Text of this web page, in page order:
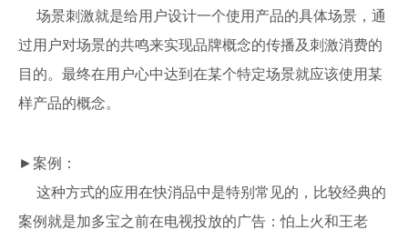
场景刺激就是给用户设计一个使用产品的具体场景，通
过用户对场景的共鸣来实现品牌概念的传播及刺激消费的
目的。最终在用户心中达到在某个特定场景就应该使用某
样产品的概念。
►案例：
这种方式的应用在快消品中是特别常见的，比较经典的
案例就是加多宝之前在电视投放的广告：怕上火和王老